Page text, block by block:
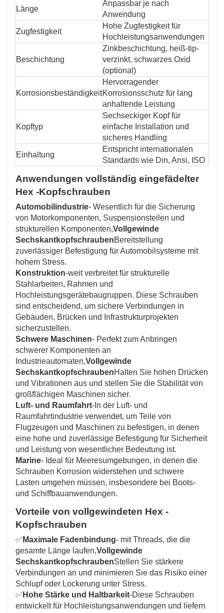
Länge
Anpassbar je nach
Anwendung
Zugfestigkeit
Hohe Zugfestigkeit für
Hochleistungsanwendungen
Beschichtung
Zinkbeschichtung, heiß-tip-
verzinkt, schwarzes Oxid
(optional)
Korrosionsbeständigkeit
Hervorragender
Korrosionsschutz für lang
anhaltende Leistung
Kopftyp
Sechseckiger Kopf für
einfache Installation und
sicheres Handling
Einhaltung
Entspricht internationalen
Standards wie Din, Ansi, ISO
Anwendungen vollständig eingefädelter
Hex -Kopfschrauben
Automobilindustrie- Wesentlich für die Sicherung
von Motorkomponenten, Suspensionsteilen und
strukturellen Komponenten,Vollgewinde
SechskantkopfschraubenBereitstellung
zuverlässiger Befestigung für Automobilsysteme mit
hohem Stress.
Konstruktion-weit verbreitet für strukturelle
Stahlarbeiten, Rahmen und
Hochleistungsgerätebaugruppen. Diese Schrauben
sind entscheidend, um sichere Verbindungen in
Gebäuden, Brücken und Infrastrukturprojekten
sicherzustellen.
Schwere Maschinen- Perfekt zum Anbringen
schwerer Komponenten an
Industrieautomaten,Vollgewinde
SechskantkopfschraubenHalten Sie hohen Drücken
und Vibrationen aus und stellen Sie die Stabilität von
großflächigen Maschinen sicher.
Luft- und Raumfahrt-In der Luft- und
Raumfahrtindustrie verwendet, um Teile von
Flugzeugen und Maschinen zu befestigen, in denen
eine hohe und zuverlässige Befestigung für Sicherheit
und Leistung von wesentlicher Bedeutung ist.
Marine- Ideal für Meeresumgebungen, in denen die
Schrauben Korrosion widerstehen und schwere
Lasten umgehen müssen, insbesondere bei Boots-
und Schiffbauanwendungen.
Vorteile von vollgewindeten Hex -
Kopfschrauben
✅ Maximale Fadenbindung- mit Threads, die die
gesamte Länge laufen,Vollgewinde
SechskantkopfschraubenStellen Sie stärkere
Verbindungen an und minimieren Sie das Risiko einer
Schlupf oder Lockerung unter Stress.
✅ Hohe Stärke und Haltbarkeit-Diese Schrauben
entwickelt für Hochleistungsanwendungen und liefern